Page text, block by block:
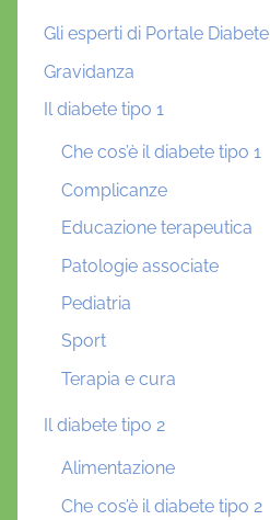
Gli esperti di Portale Diabete
Gravidanza
Il diabete tipo 1
Che cos’è il diabete tipo 1
Complicanze
Educazione terapeutica
Patologie associate
Pediatria
Sport
Terapia e cura
Il diabete tipo 2
Alimentazione
Che cos’è il diabete tipo 2